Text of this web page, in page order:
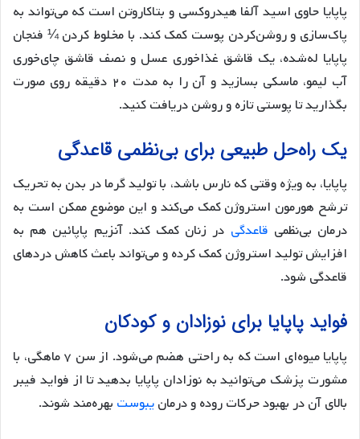
پاپایا حاوی اسید آلفا هیدروکسی و بتاکاروتن است که می‌تواند به
پاک‌سازی و روشن‌کردن پوست کمک کند. با مخلوط کردن ¼ فنجان
پاپایا له‌شده، یک قاشق غذاخوری عسل و نصف قاشق چای‌خوری
آب لیمو، ماسکی بسازید و آن را به مدت ۲۰ دقیقه روی صورت
بگذارید تا پوستی تازه و روشن دریافت کنید.
یک راه‌‌حل طبیعی برای بی‌نظمی قاعدگی
پاپایا، به ویژه وقتی که نارس باشد، با تولید گرما در بدن به تحریک
ترشح هورمون استروژن کمک می‌کند و این موضوع ممکن است به
درمان بی‌نظمی قاعدگی در زنان کمک کند. آنزیم پاپائین هم به
افزایش تولید استروژن کمک کرده و می‌تواند باعث کاهش دردهای
قاعدگی شود.
فواید پاپایا برای نوزادان و کودکان
پاپایا میوه‌ای است که به راحتی هضم می‌شود. از سن ۷ ماهگی، با
مشورت پزشک می‌توانید به نوزادان پاپایا بدهید تا از فواید فیبر
بالای آن در بهبود حرکات روده و درمانیبوست بهره‌مند شوند.